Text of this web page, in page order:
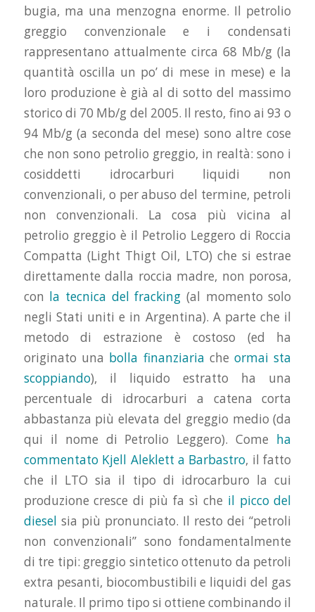
bugia, ma una menzogna enorme. Il petrolio
greggio convenzionale e i condensati
rappresentano attualmente circa 68 Mb/g (la
quantità oscilla un po’ di mese in mese) e la
loro produzione è già al di sotto del massimo
storico di 70 Mb/g del 2005. Il resto, fino ai 93 o
94 Mb/g (a seconda del mese) sono altre cose
che non sono petrolio greggio, in realtà: sono i
cosiddetti idrocarburi liquidi non
convenzionali, o per abuso del termine, petroli
non convenzionali. La cosa più vicina al
petrolio greggio è il Petrolio Leggero di Roccia
Compatta (Light Thigt Oil, LTO) che si estrae
direttamente dalla roccia madre, non porosa,
con la tecnica del fracking (al momento solo
negli Stati uniti e in Argentina). A parte che il
metodo di estrazione è costoso (ed ha
originato una bolla finanziaria cheormai sta
scoppiando), il liquido estratto ha una
percentuale di idrocarburi a catena corta
abbastanza più elevata del greggio medio (da
qui il nome di Petrolio Leggero). Come ha
commentato Kjell Aleklett a Barbastro, il fatto
che il LTO sia il tipo di idrocarburo la cui
produzione cresce di più fa sì che il picco del
diesel sia più pronunciato. Il resto dei “petroli
non convenzionali” sono fondamentalmente
di tre tipi: greggio sintetico ottenuto da petroli
extra pesanti, biocombustibili e liquidi del gas
naturale. Il primo tipo si ottiene combinando il